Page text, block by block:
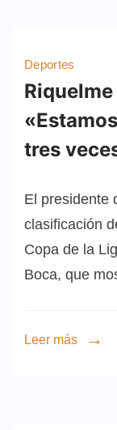
Deportes
tres
El presidente
clasificación
Copa de la
Boca, que
Leer más